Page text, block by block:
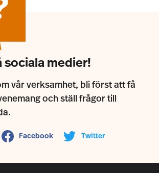
sociala medier!
vår verksamhet, bli först att få
och ställ frågor till
Facebook Twitter